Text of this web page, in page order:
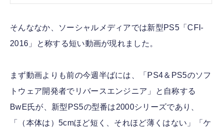
そんななか、ソーシャルメディアでは新型PS5「CFI-
2016」と称する短い動画が現れました。
まず動画よりも前の今週半ばには、「PS4＆PS5のソフ
トウェア開発者でリバースエンジニア」と自称する
BwE氏が、新型PS5の型番は2000シリーズであり、
「（本体は）5cmほど短く、それほど薄くはない」「ケ